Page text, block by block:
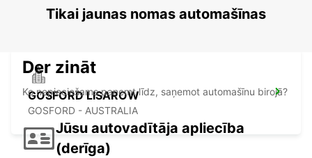
CAMPBELLTOWN - AUSTRALIA
GOSFORD LISAROW
GOSFORD - AUSTRALIA
Tikai jaunas nomas automašīnas
Der zināt
Ko nepieciešams paņemt līdz, saņemot automašīnu birojā?
Jūsu autovadītāja apliecība
(derīga)